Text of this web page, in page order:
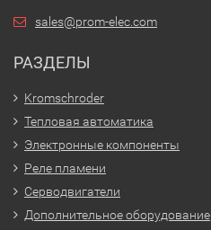
sales@prom-elec.com
РАЗДЕЛЫ
Kromschroder
Тепловая автоматика
Электронные компоненты
Реле пламени
Серводвигатели
Дополнительное оборудование